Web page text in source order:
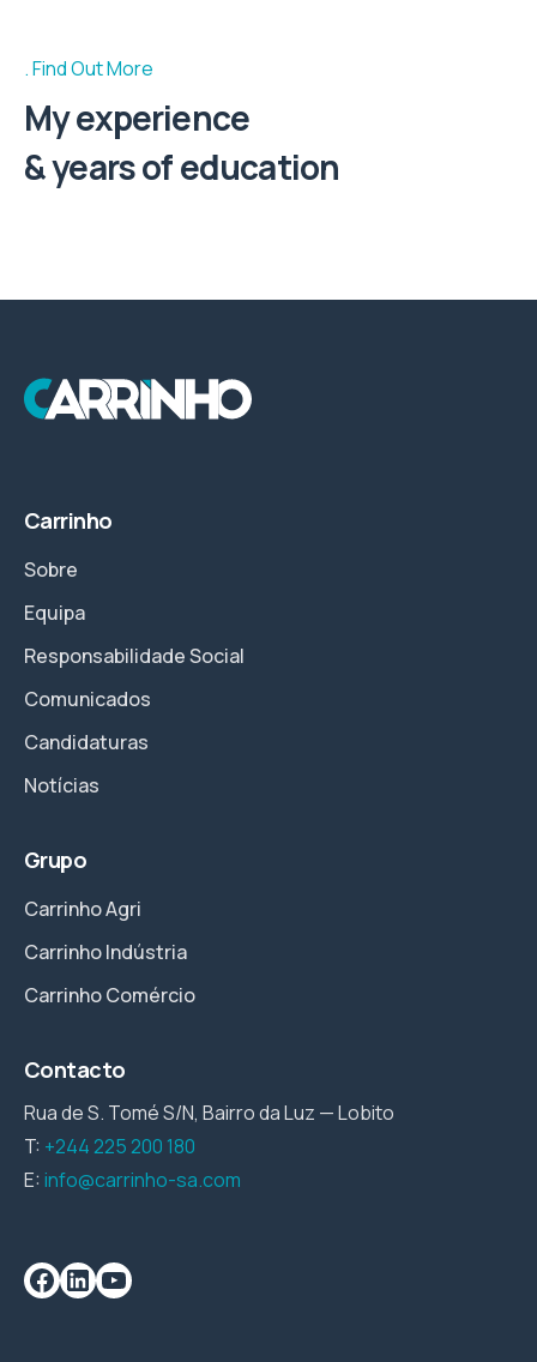
Find Out More
My experience
& years of education
Carrinho
Sobre
Equipa
Responsabilidade Social
Comunicados
Candidaturas
Notícias
Grupo
Carrinho Agri
Carrinho Indústria
Carrinho Comércio
Contacto
Rua de S. Tomé S/N, Bairro da Luz — Lobito
T: +244 225 200 180
E:info@carrinho-sa.com